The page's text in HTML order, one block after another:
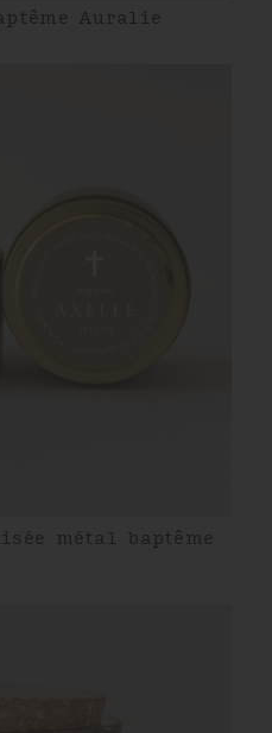
Auralie
métal baptême